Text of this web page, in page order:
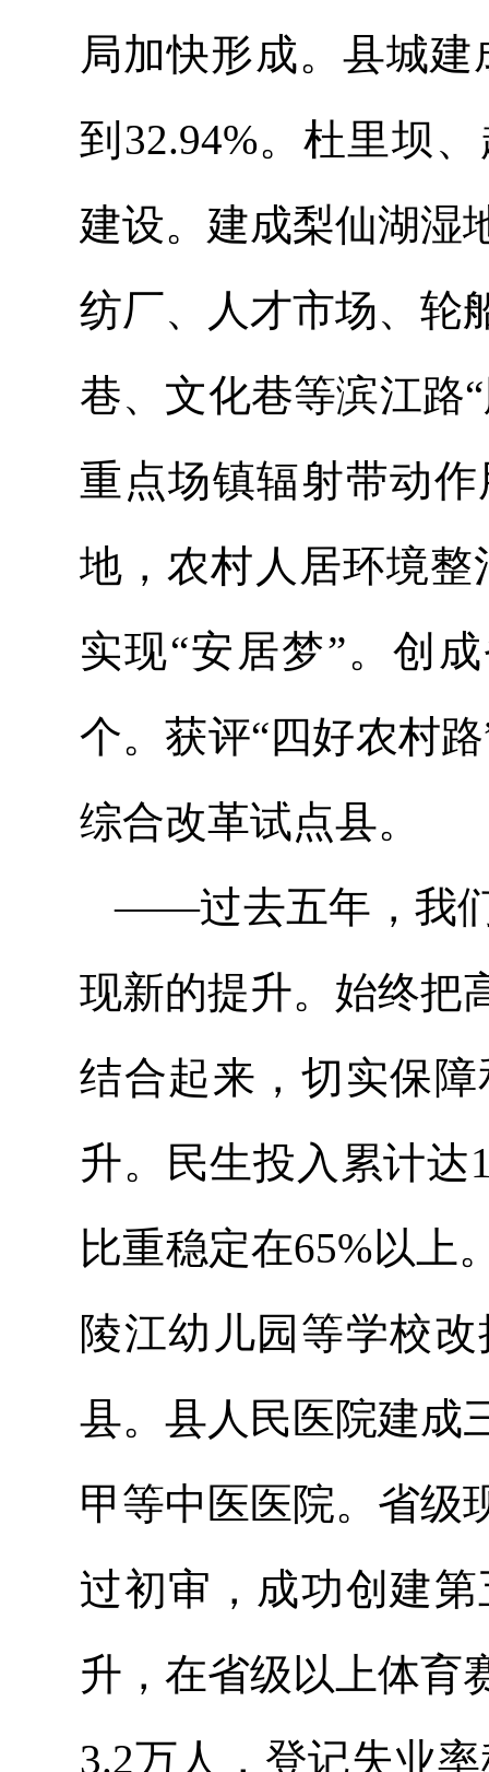
局加快形成。县城
到32.94%。杜里坝
建设。建成梨仙湖湿
纺厂、人才市场、轮
巷、文化巷等滨江路
重点场镇辐射带动
地，农村人居环境
实现“安居梦”。创
个。获评“四好农村
综合改革试点县。
——过去五年，我
现新的提升。始终把
结合起来，切实保
升。民生投入累计达
比重稳定在65%以上
陵江幼儿园等学校
县。县人民医院建成
甲等中医医院。省级
过初审，成功创建
升，在省级以上体育
3.2万人，登记失业